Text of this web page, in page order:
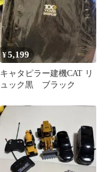
¥5,199
キャタピラー建機CAT リ
ュック黒 ブラック